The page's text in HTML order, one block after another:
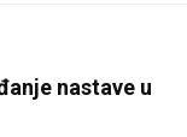
nastave u